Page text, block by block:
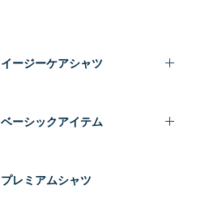
イージーケアシャツ
ベーシックアイテム
プレミアムシャツ